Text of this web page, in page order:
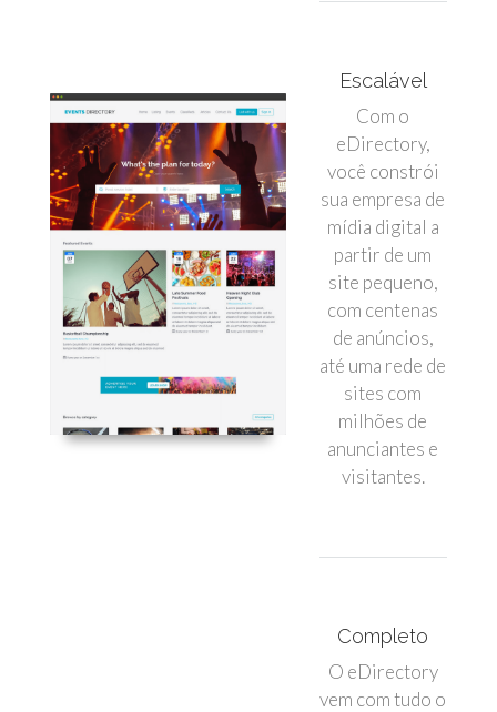
Escalável
Com o
eDirectory,
você constrói
sua empresa de
mídia digital a
partir de um
site pequeno,
com centenas
de anúncios,
até uma rede de
sites com
milhões de
anunciantes e
visitantes.
Completo
O eDirectory
vem com tudo o